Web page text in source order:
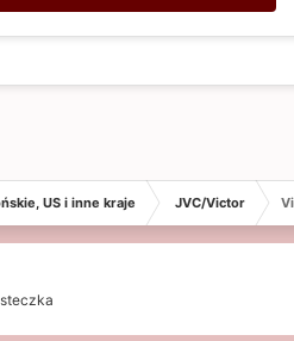
US i inne kraje JVC/Victor